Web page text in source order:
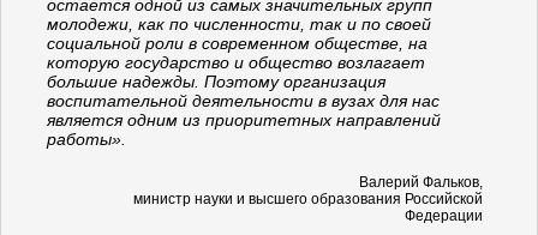
остается одной из самых значительных групп
молодежи, как по численности, так и по своей
социальной роли в современном обществе, на
которую государство и общество возлагает
большие надежды. Поэтому организация
воспитательной деятельности в вузах для нас
является одним из приоритетных направлений
работы».
Валерий Фальков,
министр науки и высшего образования Российской
Федерации